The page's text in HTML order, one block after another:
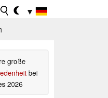
▼
große
bei
2026